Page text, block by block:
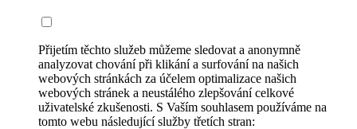
Přijetím těchto služeb můžeme sledovat a anonymně
analyzovat chování při klikání a surfování na našich
webových stránkách za účelem optimalizace našich
webových stránek a neustálého zlepšování celkové
uživatelské zkušenosti. S Vaším souhlasem používáme na
tomto webu následující služby třetích stran: